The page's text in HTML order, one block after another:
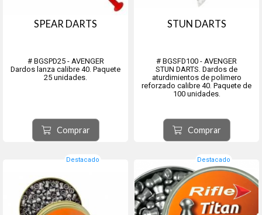
SPEAR DARTS
# BGSPD25 - AVENGER
Dardos lanza calibre 40. Paquete
25 unidades.
Comprar
STUN DARTS
# BGSFD100 - AVENGER
STUN DARTS. Dardos de
aturdimientos de polimero
reforzado calibre 40. Paquete de
100 unidades.
Comprar
Destacado Destacado